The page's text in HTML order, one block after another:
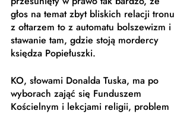
głos na temat zbyt bliskich relacji tronu
z ołtarzem to z automatu bolszewizm i
stawanie tam, gdzie stoją mordercy
księdza Popiełuszki.
KO, słowami Donalda Tuska, ma po
wyborach zająć się Funduszem
Kościelnym i lekcjami religii, problem